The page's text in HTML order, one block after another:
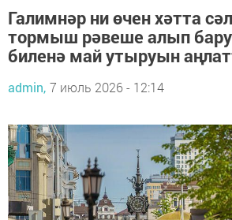
Галимнәр ни өчен хәтта
тормыш рәвеше алып
биленә май утыруын
admin, 7 июль 2026 - 12:14